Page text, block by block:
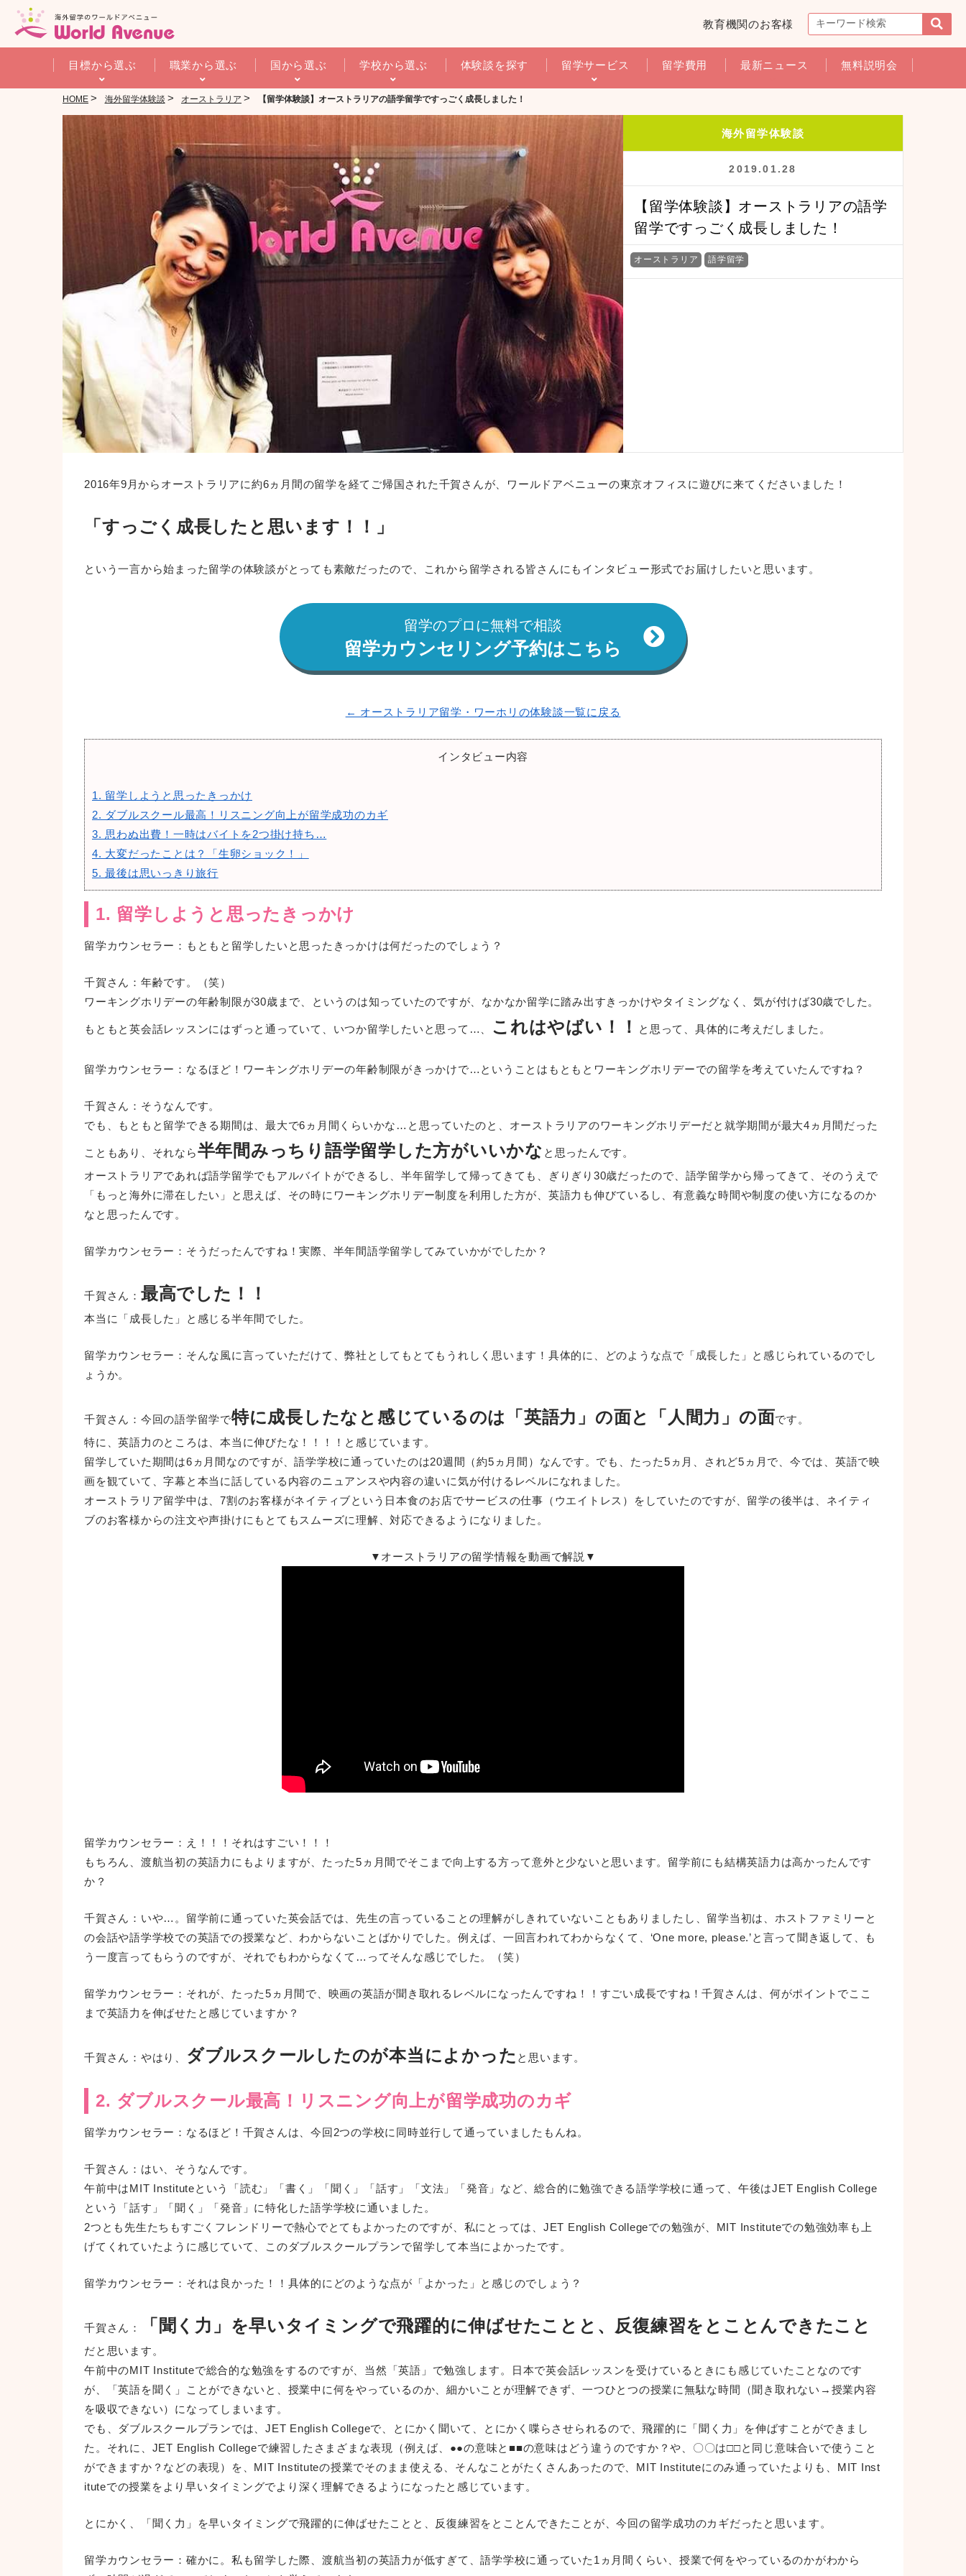
教育機関のお客様
目標から選ぶ 職業から選ぶ 国から選ぶ 学校から選ぶ 体験談を探す 留学サービス 留学費用 最新ニュース 無料説明会
HOME > 海外留学体験談 > オーストラリア > 【留学体験談】オーストラリアの語学留学ですっごく成長しました！
海外留学体験談
2019.01.28
【留学体験談】オーストラリアの語学
留学ですっごく成長しました！
オーストラリア 語学留学
2016年9月からオーストラリアに約6ヵ月間の留学を経てご帰国された千賀さんが、ワールドアベニューの東京オフィスに遊びに来てくださいました！
「すっごく成長したと思います！！」
という一言から始まった留学の体験談がとっても素敵だったので、これから留学される皆さんにもインタビュー形式でお届けしたいと思います。
留学のプロに無料で相談
留学カウンセリング予約はこちら
← オーストラリア留学・ワーホリの体験談一覧に戻る
インタビュー内容
1. 留学しようと思ったきっかけ
2. ダブルスクール最高！リスニング向上が留学成功のカギ
3. 思わぬ出費！一時はバイトを2つ掛け持ち…
4. 大変だったことは？「生卵ショック！」
5. 最後は思いっきり旅行
1. 留学しようと思ったきっかけ
留学カウンセラー：もともと留学したいと思ったきっかけは何だったのでしょう？
千賀さん：年齢です。（笑）
ワーキングホリデーの年齢制限が30歳まで、というのは知っていたのですが、なかなか留学に踏み出すきっかけやタイミングなく、気が付けば30歳でした。
もともと英会話レッスンにはずっと通っていて、いつか留学したいと思って…、 これはやばい！！ と思って、具体的に考えだしました。
留学カウンセラー：なるほど！ワーキングホリデーの年齢制限がきっかけで…ということはもともとワーキングホリデーでの留学を考えていたんですね？
千賀さん：そうなんです。
でも、もともと留学できる期間は、最大で6ヵ月間くらいかな…と思っていたのと、オーストラリアのワーキングホリデーだと就学期間が最大4ヵ月間だった
こともあり、それなら半年間みっちり語学留学した方がいいかな と思ったんです。
オーストラリアであれば語学留学でもアルバイトができるし、半年留学して帰ってきても、ぎりぎり30歳だったので、語学留学から帰ってきて、そのうえで
「もっと海外に滞在したい」と思えば、その時にワーキングホリデー制度を利用した方が、英語力も伸びているし、有意義な時間や制度の使い方になるのか
なと思ったんです。
留学カウンセラー：そうだったんですね！実際、半年間語学留学してみていかがでしたか？
千賀さん： 最高でした！！
本当に「成長した」と感じる半年間でした。
留学カウンセラー：そんな風に言っていただけて、弊社としてもとてもうれしく思います！具体的に、どのような点で「成長した」と感じられているのでし
ょうか。
千賀さん：今回の語学留学で特に成長したなと感じているのは「英語力」の面と「人間力」の面です。
特に、英語力のところは、本当に伸びたな！！！！と感じています。
留学していた期間は6ヵ月間なのですが、語学学校に通っていたのは20週間（約5ヵ月間）なんです。でも、たった5ヵ月、されど5ヵ月で、今では、英語で映
画を観ていて、字幕と本当に話している内容のニュアンスや内容の違いに気が付けるレベルになれました。
オーストラリア留学中は、7割のお客様がネイティブという日本食のお店でサービスの仕事（ウエイトレス）をしていたのですが、留学の後半は、ネイティ
ブのお客様からの注文や声掛けにもとてもスムーズに理解、対応できるようになりました。
▼オーストラリアの留学情報を動画で解説▼
留学カウンセラー：え！！！それはすごい！！！
もちろん、渡航当初の英語力にもよりますが、たった5ヵ月間でそこまで向上する方って意外と少ないと思います。留学前にも結構英語力は高かったんです
か？
千賀さん：いや…。留学前に通っていた英会話では、先生の言っていることの理解がしきれていないこともありましたし、留学当初は、ホストファミリーと
の会話や語学学校での英語での授業など、わからないことばかりでした。例えば、一回言われてわからなくて、‘One more, please.’と言って聞き返して、も
う一度言ってもらうのですが、それでもわからなくて…ってそんな感じでした。（笑）
留学カウンセラー：それが、たった5ヵ月間で、映画の英語が聞き取れるレベルになったんですね！！すごい成長ですね！千賀さんは、何がポイントでここ
まで英語力を伸ばせたと感じていますか？
千賀さん：やはり、 ダブルスクールしたのが本当によかった と思います。
2. ダブルスクール最高！リスニング向上が留学成功のカギ
留学カウンセラー：なるほど！千賀さんは、今回2つの学校に同時並行して通っていましたもんね。
千賀さん：はい、そうなんです。
午前中はMIT Instituteという「読む」「書く」「聞く」「話す」「文法」「発音」など、総合的に勉強できる語学学校に通って、午後はJET English College
という「話す」「聞く」「発音」に特化した語学学校に通いました。
2つとも先生たちもすごくフレンドリーで熱心でとてもよかったのですが、私にとっては、JET English Collegeでの勉強が、MIT Instituteでの勉強効率も上
げてくれていたように感じていて、このダブルスクールプランで留学して本当によかったです。
留学カウンセラー：それは良かった！！具体的にどのような点が「よかった」と感じのでしょう？
千賀さん： 「聞く力」を早いタイミングで飛躍的に伸ばせたことと、反復練習をとことんできたこと
だと思います。
午前中のMIT Instituteで総合的な勉強をするのですが、当然「英語」で勉強します。日本で英会話レッスンを受けているときにも感じていたことなのです
が、「英語を聞く」ことができないと、授業中に何をやっているのか、細かいことが理解できず、一つひとつの授業に無駄な時間（聞き取れない→授業内容
を吸収できない）になってしまいます。
でも、ダブルスクールプランでは、JET English Collegeで、とにかく聞いて、とにかく喋らさせられるので、飛躍的に「聞く力」を伸ばすことができまし
た。それに、JET English Collegeで練習したさまざまな表現（例えば、●●の意味と■■の意味はどう違うのですか？や、〇〇は□□と同じ意味合いで使うこと
ができますか？などの表現）を、MIT Instituteの授業でそのまま使える、そんなことがたくさんあったので、MIT Instituteにのみ通っていたよりも、MIT Inst
ituteでの授業をより早いタイミングでより深く理解できるようになったと感じています。
とにかく、「聞く力」を早いタイミングで飛躍的に伸ばせたことと、反復練習をとことんできたことが、今回の留学成功のカギだったと思います。
留学カウンセラー：確かに。私も留学した際、渡航当初の英語力が低すぎて、語学学校に通っていた1ヵ月間くらい、授業で何をやっているのかがわから